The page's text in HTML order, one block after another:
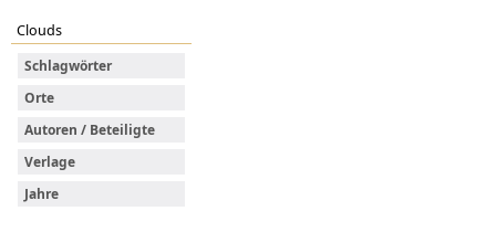
Clouds
Schlagwörter
Orte
Autoren / Beteiligte
Verlage
Jahre